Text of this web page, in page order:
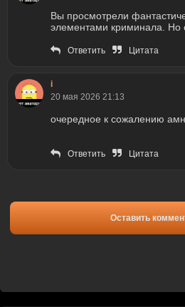
Вы просмотрели
элементами криминала. Но
Ответить Цитата
i
20 мая 2026 21:13
очередное к сожалению
Ответить Цитата
Оставить